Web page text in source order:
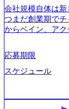
合、後日面接や
● 面接、条件面談
実施前日までに
・面接および条
ますと幸いです
GAB試験を受検
の3日前まで)。 ※
験3年以上の方は
通過後に、GAB
会社規模自体は
つまだ創業期で
からベイン、ア
が続々ジョイン
事業会社機能へ携
生、メディアなど
業、通信業界に
く予定 インセン
応募期限
スケジュール